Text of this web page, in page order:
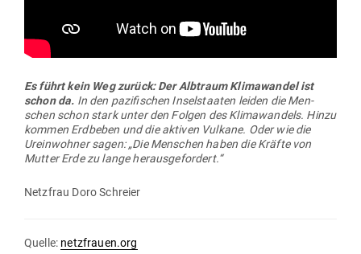
Es führt kein Weg zurück: Der Alb­traum Kli­ma­wandel ist
schon da. In den pazi­fi­schen Insel­staaten leiden die Men­
schen schon stark unter den Folgen des Kli­ma­wandels. Hinzu
kommen Erd­beben und die aktiven Vulkane. Oder wie die
Urein­wohner sagen: „Die Men­schen haben die Kräfte von
Mutter Erde zu lange herausgefordert.“
Netzfrau Doro Schreier
Quelle: netzfrauen.org